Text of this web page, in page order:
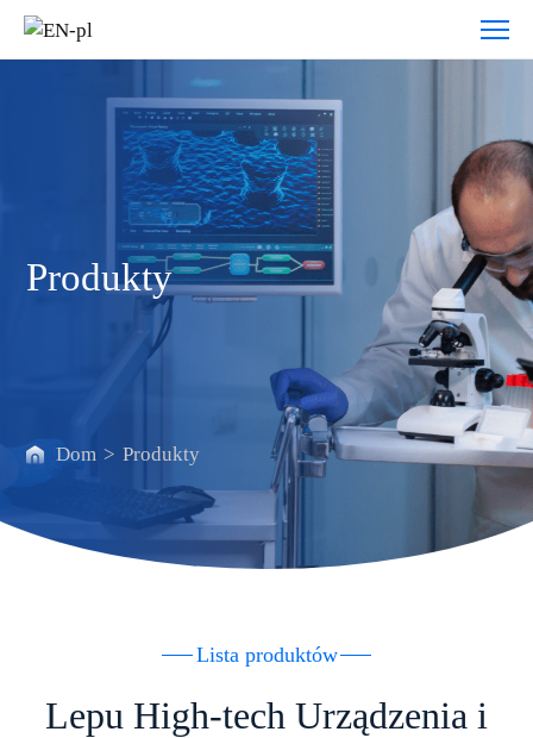
Produkty
Produkty
Dom > Produkty
Lista produktów
Lepu High-tech Urządzenia i